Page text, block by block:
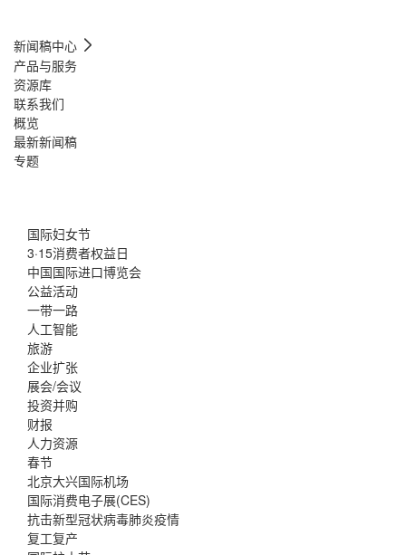
新闻稿中心
产品与服务
资源库
联系我们
概览
最新新闻稿
专题
国际妇女节
3·15消费者权益日
中国国际进口博览会
公益活动
一带一路
人工智能
旅游
企业扩张
展会/会议
投资并购
财报
人力资源
春节
北京大兴国际机场
国际消费电子展(CES)
抗击新型冠状病毒肺炎疫情
复工复产